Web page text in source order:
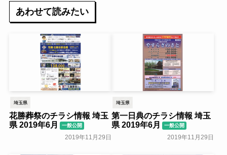
あわせて読みたい
埼玉県
花勝葬祭のチラシ情報 埼玉
県 2019年6月
一般公開
2019年11月29日
埼玉県
第一日典のチラシ情報 埼玉
県 2019年6月
一般公開
2019年11月29日